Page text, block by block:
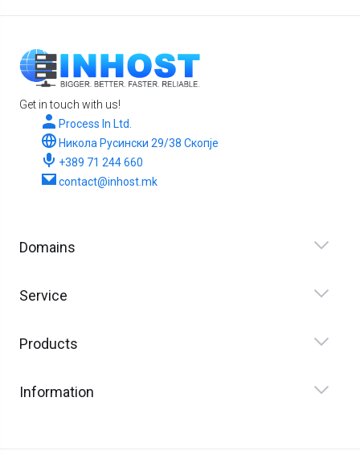
Get in touch with us!
Process In Ltd.
Никола Русински 29/38 Скопје
+389 71 244 660
contact@inhost.mk
Domains
Service
Products
Information